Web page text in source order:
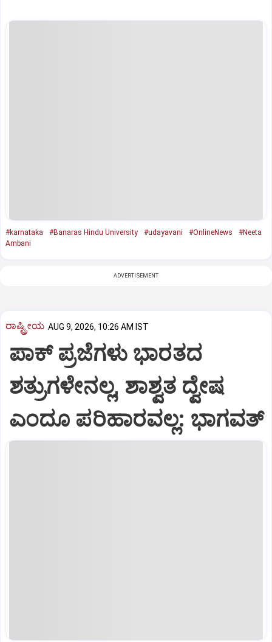
#karnataka #Banaras Hindu University #udayavani #OnlineNews
#Neeta
Ambani
ADVERTISEMENT
ರಾಷ್ಟ್ರೀಯ AUG 9, 2026, 10:26 AM IST
ಪಾಕ್‌ ಪ್ರಜೆಗಳು ಭಾರತದ
ಶತ್ರುಗಳೇನಲ್ಲ, ಶಾಶ್ವತ ದ್ವೇಷ
ಎಂದೂ ಪರಿಹಾರವಲ್ಲ: ಭಾಗವತ್‌